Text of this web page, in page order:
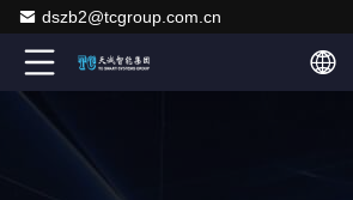
dszb2@tcgroup.com.cn